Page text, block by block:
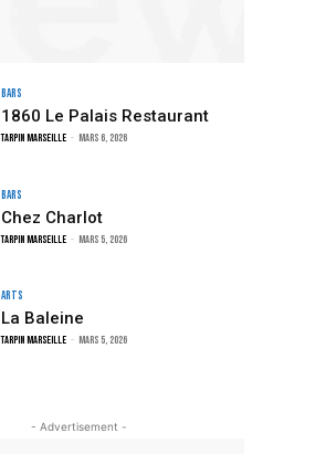
Bars
1860 Le Palais Restaurant
TARPIN MARSEILLE - mars 6, 2026
Bars
Chez Charlot
TARPIN MARSEILLE - mars 5, 2026
Arts
La Baleine
TARPIN MARSEILLE - mars 5, 2026
- Advertisement -